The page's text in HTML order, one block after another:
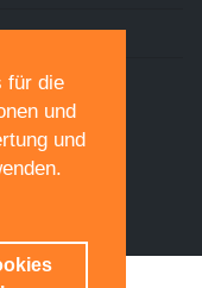
für die
und
und